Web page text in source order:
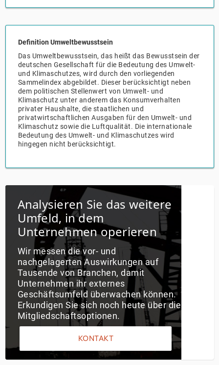
Definition Umweltbewusstsein
Das Umweltbewusstsein, das heißt das Bewusstsein der
deutschen Gesellschaft für die Bedeutung des Umwelt-
und Klimaschutzes, wird durch den vorliegenden
Sammelindex abgebildet. Dieser berücksichtigt neben
dem politischen Stellenwert von Umwelt- und
Klimaschutz unter anderem das Konsumverhalten
privater Haushalte, die staatlichen und
privatwirtschaftlichen Ausgaben für den Umwelt- und
Klimaschutz sowie die Luftqualität. Die internationale
Bedeutung des Umwelt- und Klimaschutzes wird
hingegen nicht berücksichtigt.
Analysieren Sie das weitere
Umfeld, in dem
Unternehmen operieren
Wir messen die vor- und
nachgelagerten Auswirkungen auf
Tausende von Branchen, damit
Unternehmen ihr externes
Geschäftsumfeld überwachen können.
Erkundigen Sie sich noch heute über die
Mitgliedschaftsoptionen.
KONTAKT
Information und Kommunikation
Italien
Irland
Spanien
Vereinigtes Königreich
Private Equity
Sales Vertrieb
Bibliotheken